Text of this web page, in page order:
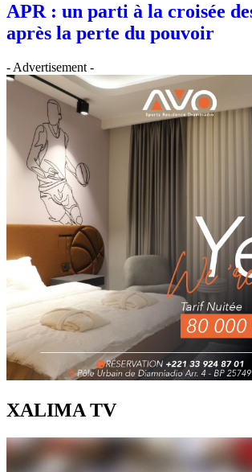
APR : un parti à la croisée
après la perte du pouvoir
- Advertisement -
XALIMA TV